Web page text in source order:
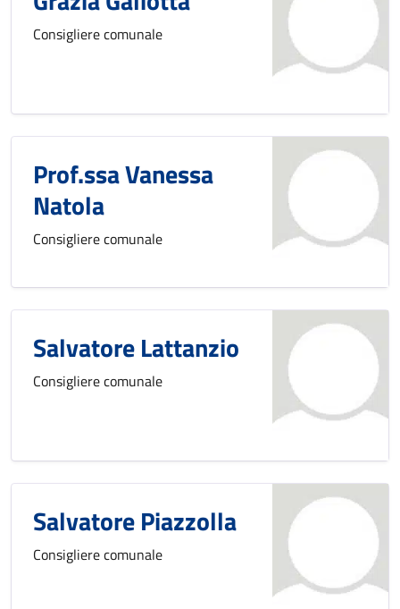
Consigliere comunale
Prof.ssa Vanessa
Natola
Consigliere comunale
Salvatore Lattanzio
Consigliere comunale
Salvatore Piazzolla
Consigliere comunale